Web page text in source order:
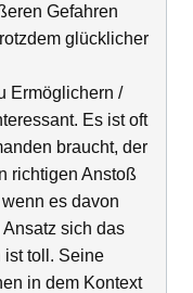
Gefahren
glücklicher
Ermöglichern /
Es ist oft
braucht, der
richtigen Anstoß
es davon
sich das
ist toll. Seine
in dem Kontext